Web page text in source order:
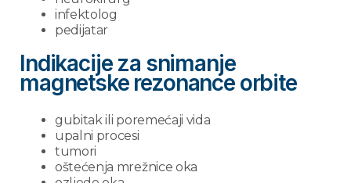
infektolog
pedijatar
Indikacije za snimanje
magnetske rezonance orbite
gubitak ili poremećaji vida
upalni procesi
tumori
oštećenja mrežnice oka